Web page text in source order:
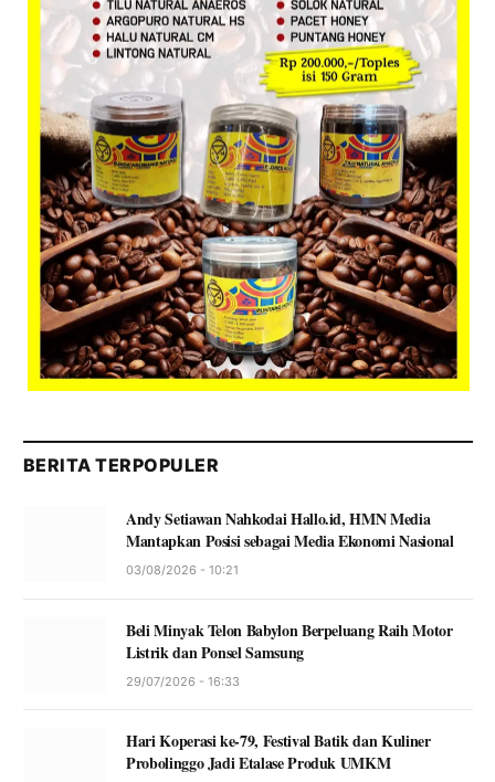
BERITA TERPOPULER
Andy Setiawan Nahkodai Hallo.id, HMN Media
Mantapkan Posisi sebagai Media Ekonomi Nasional
03/08/2026 - 10:21
Beli Minyak Telon Babylon Berpeluang Raih Motor
Listrik dan Ponsel Samsung
29/07/2026 - 16:33
Hari Koperasi ke-79, Festival Batik dan Kuliner
Probolinggo Jadi Etalase Produk UMKM